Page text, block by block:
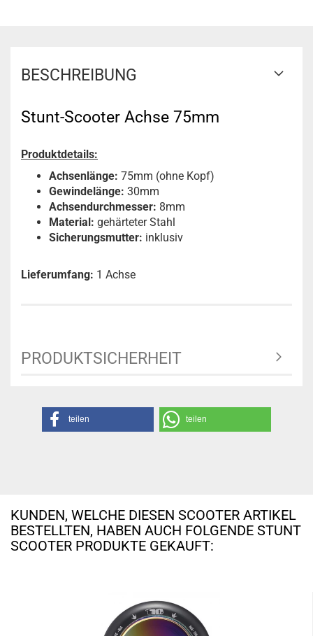
BESCHREIBUNG
Stunt-Scooter Achse 75mm
Produktdetails:
Achsenlänge: 75mm (ohne Kopf)
Gewindelänge: 30mm
Achsendurchmesser: 8mm
Material: gehärteter Stahl
Sicherungsmutter: inklusiv
Lieferumfang: 1 Achse
PRODUKTSICHERHEIT
teilen teilen
KUNDEN, WELCHE DIESEN SCOOTER ARTIKEL
BESTELLTEN, HABEN AUCH FOLGENDE STUNT
SCOOTER PRODUKTE GEKAUFT: